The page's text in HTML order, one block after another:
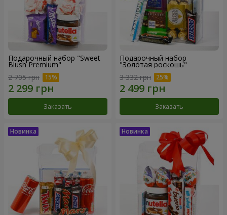
Подарочный набор "Sweet
Blush Premium"
2 705 грн
Заказать
Подарочный набор
"Золотая роскошь"
3 332 грн
Заказать